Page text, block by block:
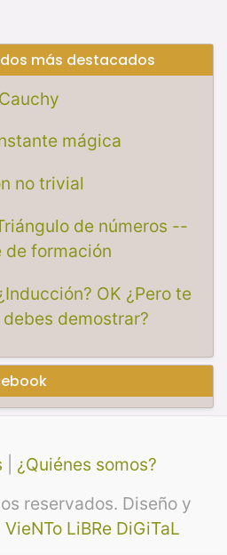
más destacados
mágica
no trivial
de números --
de formación
OK ¿Pero te
demostrar?
¿Quiénes somos?
reservados. Diseño y
VieNTo LiBRe DiGiTaL